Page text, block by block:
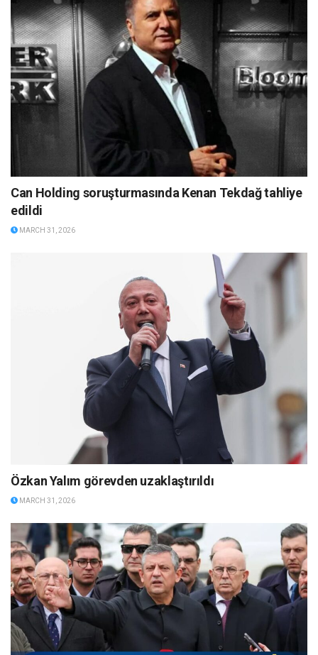
Can Holding soruşturmasında Kenan Tekdağ tahliye
edildi
MARCH 31, 2026
Özkan Yalım görevden uzaklaştırıldı
MARCH 31, 2026